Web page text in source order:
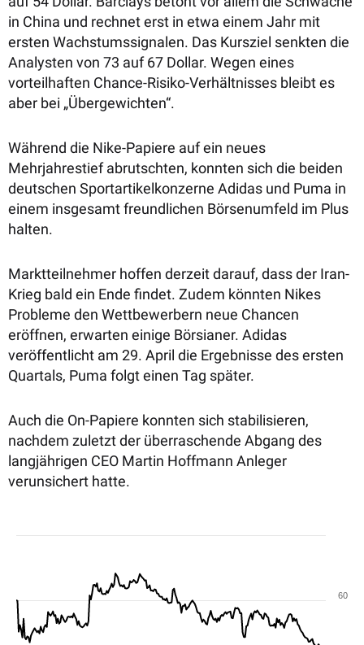
in China und rechnet erst in etwa einem Jahr mit
ersten Wachstumssignalen. Das Kursziel senkten die
Analysten von 73 auf 67 Dollar. Wegen eines
vorteilhaften Chance-Risiko-Verhältnisses bleibt es
aber bei „Übergewichten“.
Während die Nike-Papiere auf ein neues
Mehrjahrestief abrutschten, konnten sich die beiden
deutschen Sportartikelkonzerne Adidas und Puma in
einem insgesamt freundlichen Börsenumfeld im Plus
halten.
Marktteilnehmer hoffen derzeit darauf, dass der Iran-
Krieg bald ein Ende findet. Zudem könnten Nikes
Probleme den Wettbewerbern neue Chancen
eröffnen, erwarten einige Börsianer. Adidas
veröffentlicht am 29. April die Ergebnisse des ersten
Quartals, Puma folgt einen Tag später.
Auch die On-Papiere konnten sich stabilisieren,
nachdem zuletzt der überraschende Abgang des
langjährigen CEO Martin Hoffmann Anleger
verunsichert hatte.
60